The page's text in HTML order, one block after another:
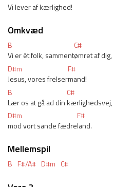
Vi lever af kærlighed!
Omkvæd
B
C#
Vi er ét folk, sammentømret af dig,
D#m
F#
Jesus, vores frelsermand!
B
C#
Lær os at gå ad din kærlighedsvej,
D#m
F#
mod vort sande fædreland.
Mellemspil
B F#/A# D#m C#